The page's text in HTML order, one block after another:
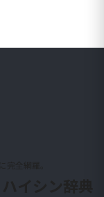
完全網羅。
イシン辞典